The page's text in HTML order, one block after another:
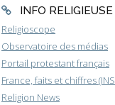
INFO
Religioscope
Observatoire des médias
Portail protestant français
France, faits et chiffres
Religion News